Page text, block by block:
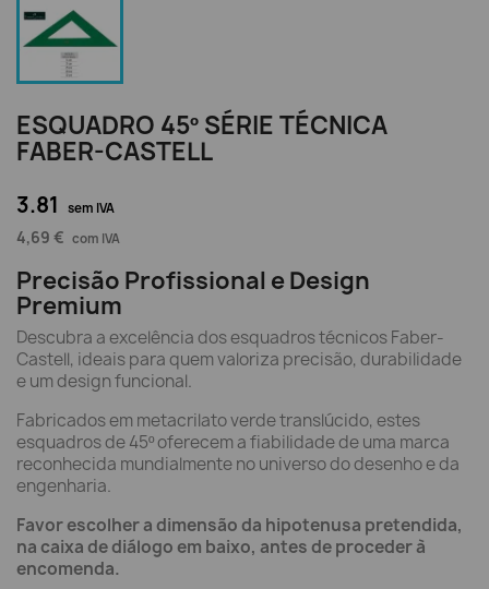
ESQUADRO 45º SÉRIE TÉCNICA
FABER-CASTELL
3.81 sem IVA
4,69 € com IVA
Precisão Profissional e Design
Premium
Descubra a excelência dos esquadros técnicos Faber-
Castell, ideais para quem valoriza precisão, durabilidade
e um design funcional.
Fabricados em metacrilato verde translúcido, estes
esquadros de 45º oferecem a fiabilidade de uma marca
reconhecida mundialmente no universo do desenho e da
engenharia.
Favor escolher a dimensão da hipotenusa pretendida,
na caixa de diálogo em baixo, antes de proceder à
encomenda.